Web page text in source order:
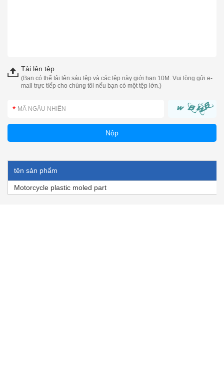
Tải lên tệp
(Bạn có thể tải lên sáu tệp và các tệp này giới hạn 10M. Vui lòng gửi e-
mail trực tiếp cho chúng tôi nếu bạn có một tệp lớn.)
tên sản phẩm
Motorcycle plastic moled part